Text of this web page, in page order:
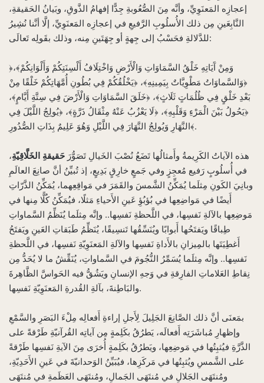
إعجازِه المَعنَوِيِّ، وأنَّه مِنَ الصُّعُوبةِ جِدًّا إفهامُ الذَّوقِ، وبَيانُ الحَقيقةِ،
النَّابِعَينِ مِن ذلك الأُسلُوبِ الرَّفيعِ في إعجازِه المَعنَوِيِّ، إلَّا أنَّنا نُشِيرُ
للدَّلالةِ فحَسْبُ إلى جِهةٍ أو جِهَتَينِ مِنه، وذلك بقَولِه تَعالَى:
﴿وَمِنْ آَيَاتِهِ خَلْقُ السَّمَاوَاتِ وَالْأَرْضِ وَاخْتِلَافُ أَلْسِنَتِكُمْ وَأَلْوَانِكُمْ﴾،
﴿وَالسَّماوَاتُ مَطْوِيَّاتٌ بِيَمِينِهِ﴾، ﴿يَخْلُقُكُمْ فِي بُطُونِ أُمَّهَاتِكُمْ خَلْقًا مِنْ
بَعْدِ خَلْقٍ فِي ظُلُمَاتٍ ثَلَاثٍ﴾، ﴿خَلَقَ السَّمَاوَاتِ وَالْأَرْضَ فِي سِتَّةِ أَيَّامٍ﴾،
﴿يَحُولُ بَيْنَ الْمَرْءِ وَقَلْبِهِ﴾، ﴿لَا يَعْزُبُ عَنْهُ مِثْقَالُ ذَرَّةٍ﴾، ﴿يُولِجُ اللَّيْلَ فِي
النَّهَارِ وَيُولِجُ النَّهَارَ فِي اللَّيْلِ وَهُوَ عَلِيمٌ بِذَاتِ الصُّدُورِ﴾.
هذه الآياتُ الكَرِيمةُ وأَمثالُها تَضَعُ نُصْبَ الخَيالِ تَصَوُّرَ حَقيقةِ الخَلَّاقِيّةِ،
في أُسلُوبٍ رَفيع مُعجِزٍ وفي جَمعٍ خارِقٍ بَدِيعٍ، إذ تُبيِّنُ أنَّ صانِعَ العالَمِ
وبانِيَ الكَونِ مِثلَما يُمَكِّنُ الشَّمسَ والقَمَرَ في مَواقِعِهما، يُمَكِّنُ الذَّرّاتِ
أَيضًا في مَواضِعِها في بُؤبُؤِ عَينِ الأَحياءِ مَثلًا، فيُمَكِّنُ كُلًّا مِنها في
مَوضِعِها بالآلةِ نَفسِها، في اللَّحظةِ نَفسِها.. وإنَّه مِثلَما يُنَظِّمُ السَّماواتِ
طِباقًا ويَفتَحُها أَبوابًا ويُنَسِّقُها تَنسِيقًا، يُنَظِّمُ طَبَقاتِ العَينِ ويَفتَحُ
أَغطِيَتَها بالمِيزانِ بالأَداةِ نَفسِها والآلةِ المَعنَوِيّةِ نَفسِها، في اللَّحظةِ
نَفسِها.. وإنَّه مِثلَما يُسَمِّرُ النُّجُومَ في السَّماواتِ، يُنَقِّشُ ما لا يُحَدُّ مِن
نِقاطِ العَلاماتِ الفارِقةِ في وَجهِ الإنسانِ ويَشُقُّ فيه الحَواسَّ الظَّاهِرةَ
والبَاطِنةَ، بآلةِ القُدرةِ المَعنَوِيّةِ نَفسِها.
بمَعنَى أنَّ ذلك الصَّانِعَ الجَلِيلَ لِأَجلِ إراءةِ أَفعالِه مِلْءَ البَصَرِ والسَّمْعِ
وإظهارِ مُباشَرَتِه أَفعالَه، يَطرُقُ بكَلِمةٍ مِن آياتِه القُرآنيّةِ طَرْقةً على
الذَّرَّةِ فيُثبِتُها في مَوضِعِها، ويَطرُقُ بكَلِمةٍ أُخرَى مِنَ الآيةِ نَفسِها طَرْقةً
على الشَّمسِ ويُثبِتُها في مَركَزِها، فيُبَيِّنُ الوَحدانيّةَ في عَينِ الأَحَدِيّةِ،
ومُنتَهَى الجَلالِ في مُنتَهَى الجَمالِ، ومُنتَهَى العَظَمةِ في مُنتَهَى